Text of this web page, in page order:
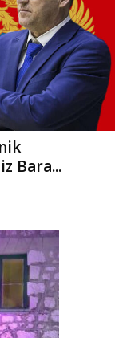
Bara...